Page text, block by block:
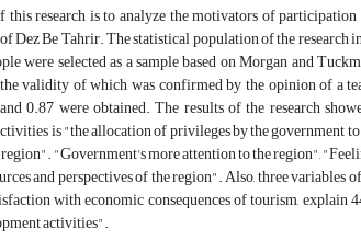
this research is to analyze the motivators of
Dez Be Tahrir. The statistical population of the
were selected as a sample based on Morgan and
validity of which was confirmed by the opinion of a
0.87 were obtained. The results of the research
is "the allocation of privileges by the government
"Government's more attention to the region",
and perspectives of the region". Also, three
with economic consequences of tourism,
activities".